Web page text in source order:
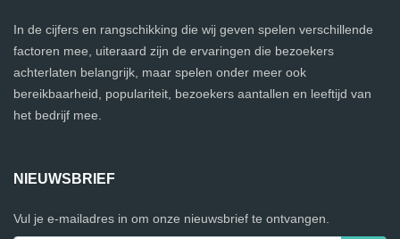
In de cijfers en rangschikking die wij geven spelen verschillende
factoren mee, uiteraard zijn de ervaringen die bezoekers
achterlaten belangrijk, maar spelen onder meer ook
bereikbaarheid, populariteit, bezoekers aantallen en leeftijd van
het bedrijf mee.
NIEUWSBRIEF
Vul je e-mailadres in om onze nieuwsbrief te ontvangen.